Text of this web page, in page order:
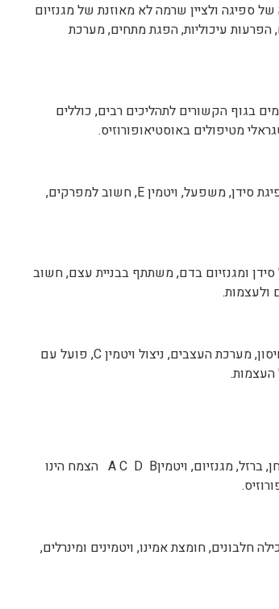
של ספיגה ולציין שרמה לא מאוזנת של מגנזיום
הפרעות עיכוליות, הפגת מתחים, מערכת
חשוב מאוד לכל תאי הגוף ומהווה רכיב פעיל בכ 250 אנזימים בגוף הקשורים לתהליכים רבים, כוללים
מטיפולים באוסטיאופורוזיס.
המנגן הינו חיוני לתפקוד המוח ולמטבוליזם של סידן . חוסר במנגן יפגע בספיגת סידן, משפעל, ויטמין E, חשוב למפרקים,
סידן ומגנזיום בדם, משתתף בבניית עצם, חשוב
ולעצמות.
מינרל המשתתף בחילוף חומרים של ברזל, אחראי על רקמות חיבור, מערכת חיסון, מערכת העצבים, ניצול ויטמין C, פועל עם
העצמות.
סרפד הינו צמח מרפא חשוב. חשוב למפרקים. הסרפד מכיל חלבון, סידן, זרחן, ברזל, מגנזיום, ויטמיןA C D B הצמח הינו
חלבונים, חומצת אמינו, ויטמינים ומינרלים,